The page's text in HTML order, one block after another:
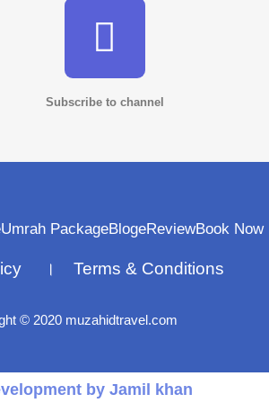
Subscribe to channel
Umrah PackageBlogeReviewBook Now
। Terms & Conditions
© 2020 muzahidtravel.com
by Jamil khan